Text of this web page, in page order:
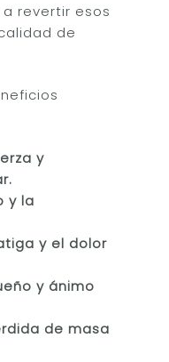
revertir esos
de
y
y la
y el dolor
y ánimo
de masa